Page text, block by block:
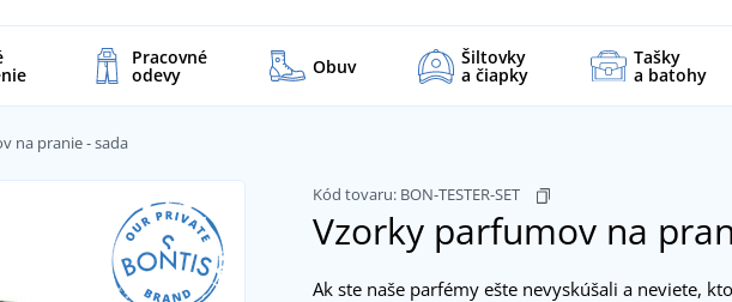
Pracovné
odevy Obuv Šiltovky
a čiapky
Tašky
a batohy
na pranie - sada
Kód tovaru: BON-TESTER-SET
Vzorky parfumov na
Ak ste naše parfémy ešte nevyskúšali a neviete,